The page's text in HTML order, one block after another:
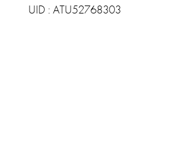
UID : ATU52768303